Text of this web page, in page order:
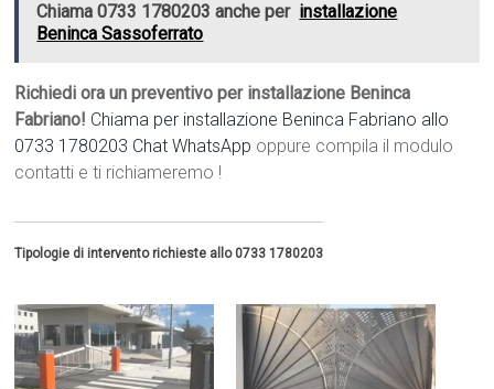
Chiama 0733 1780203 anche per installazione
Beninca Sassoferrato
Richiedi ora un preventivo per installazione Beninca
Fabriano! Chiama per installazione Beninca Fabriano allo
0733 1780203 Chat WhatsApp oppure compila il modulo
contatti e ti richiameremo !
Tipologie di intervento richieste allo 0733 1780203